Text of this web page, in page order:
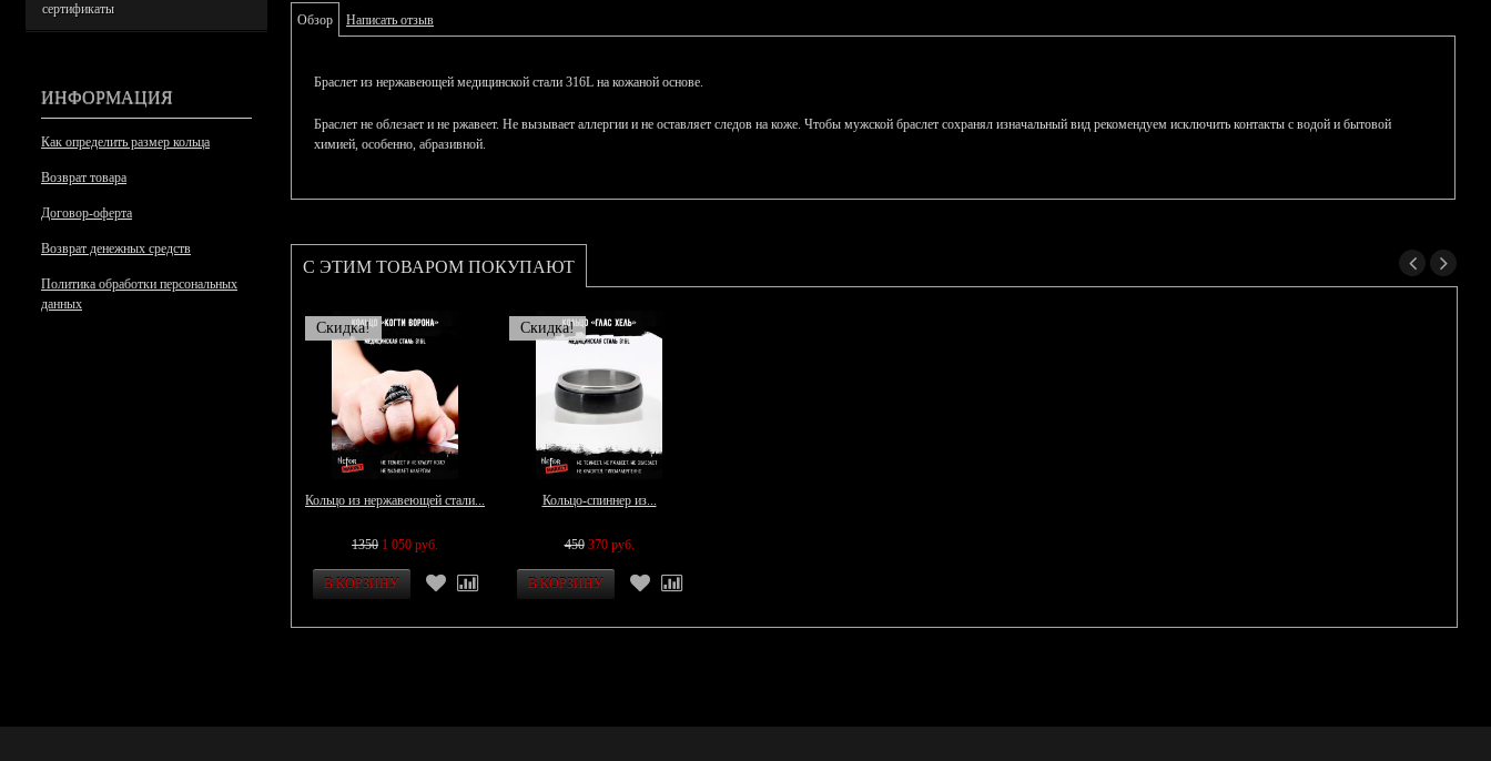
сертификаты
ИНФОРМАЦИЯ
Как определить размер кольца
Возврат товара
Договор-оферта
Возврат денежных средств
Политика обработки персональных
данных
Обзор Написать отзыв
Браслет из нержавеющей медицинской стали 316L на кожаной основе.
Браслет не облезает и не ржавеет. Не вызывает аллергии и не оставляет следов на коже. Чтобы мужской браслет сохранял изначальный вид рекомендуем исключить контакты с водой и бытовой
химией, особенно, абразивной.
С ЭТИМ ТОВАРОМ ПОКУПАЮТ
Скидка!
Кольцо из нержавеющей стали...
1350 1 050 руб.
Скидка!
Кольцо-спиннер из...
450 370 руб.